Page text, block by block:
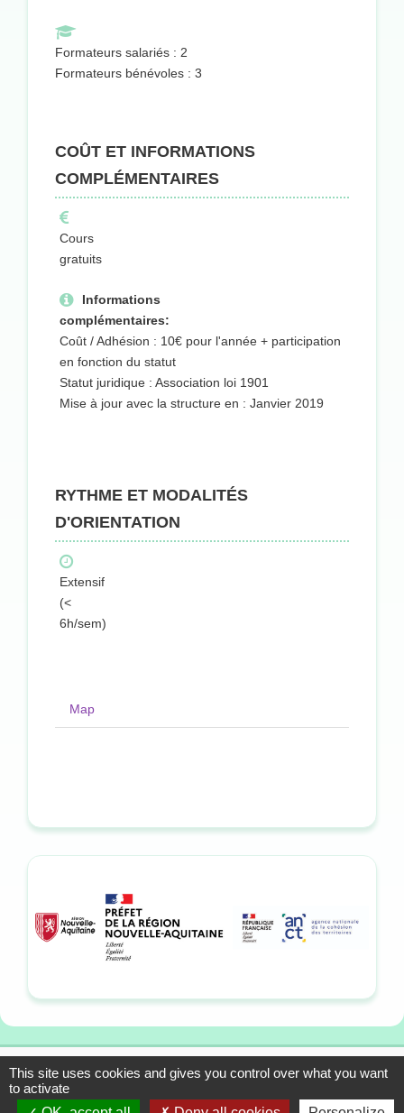
Formateurs salariés : 2
Formateurs bénévoles : 3
COÛT ET INFORMATIONS
COMPLÉMENTAIRES
Cours
gratuits
Informations
complémentaires:
Coût / Adhésion : 10€ pour l'année + participation
en fonction du statut
Statut juridique : Association loi 1901
Mise à jour avec la structure en : Janvier 2019
RYTHME ET MODALITÉS
D'ORIENTATION
Extensif
(<
6h/sem)
Map
13-15 allée du Colonel
Fabien, 33310 Lormont
Mentions légales
Plan du site
This site uses cookies and gives you control over what you want
to activate